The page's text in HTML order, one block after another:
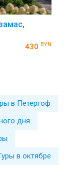
430 BYN
в Петергоф
дня
в октябре